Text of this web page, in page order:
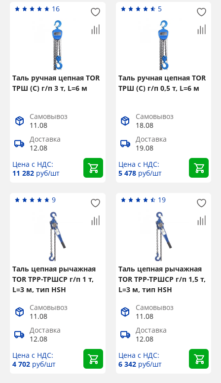
16
Таль ручная цепная TOR
ТРШ (С) г/п 3 т, L=6 м
Самовывоз
11.08
Доставка
12.08
Цена с НДС:
11 282 руб/шт
5
Таль ручная цепная TOR
ТРШ (С) г/п 0,5 т, L=6 м
Самовывоз
18.08
Доставка
19.08
Цена с НДС:
5 478руб/шт
9
Таль цепная рычажная
TOR ТРР-ТРШСР г/п 1 т,
L=3 м, тип HSH
Самовывоз
11.08
Доставка
12.08
Цена с НДС:
4 702 руб/шт
19
Таль цепная рычажная
TOR ТРР-ТРШСР г/п 1,5 т,
L=3 м, тип HSH
Самовывоз
11.08
Доставка
12.08
Цена с НДС:
6 342руб/шт